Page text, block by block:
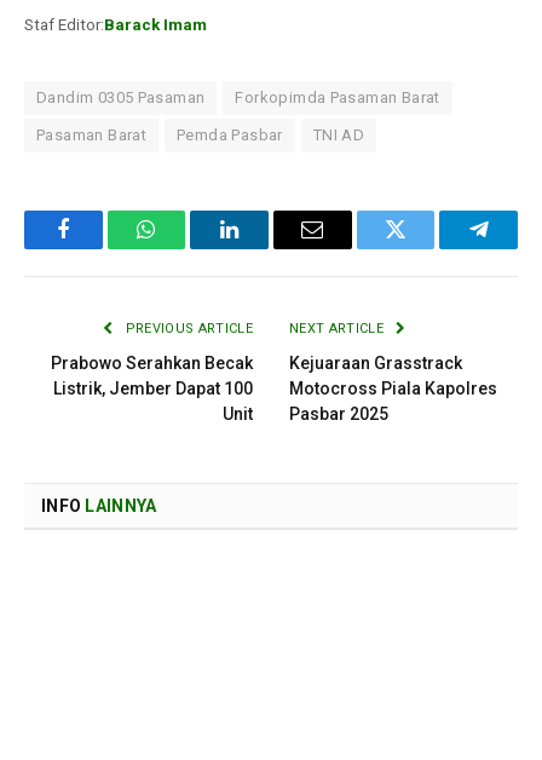
Staf Editor:Barack Imam
Dandim 0305 Pasaman Forkopimda Pasaman Barat
Pasaman Barat Pemda Pasbar TNI AD
FacebookWhatsAppLinkedInEmail Twitter
PREVIOUS ARTICLE
Prabowo Serahkan Becak
Listrik, Jember Dapat 100
Unit
NEXT ARTICLE
Kejuaraan Grasstrack
Motocross Piala Kapolres
Pasbar 2025
INFO LAINNYA